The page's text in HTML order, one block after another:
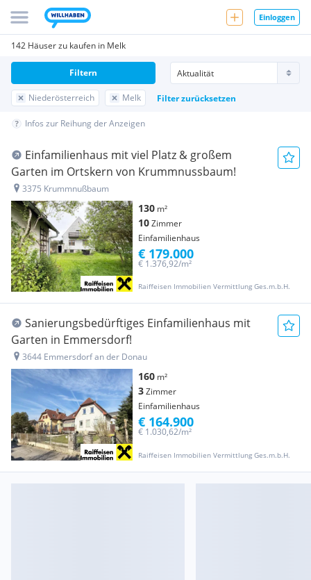
Einloggen
142 Häuser zu kaufen in Melk
Niederösterreich Melk Filter zurücksetzen
Filtern
Infos zur Reihung der Anzeigen
Einfamilienhaus mit viel Platz & großem
Garten im Ortskern von Krummnussbaum!
3375 Krummnußbaum
130 m²
10Zimmer
Einfamilienhaus
Raiffeisen Immobilien Vermittlung Ges.m.b.H.
€ 1.376,92/m²
€ 179.000
Sanierungsbedürftiges Einfamilienhaus mit
Garten in Emmersdorf!
3644 Emmersdorf an der Donau
160 m²
3Zimmer
Einfamilienhaus
Raiffeisen Immobilien Vermittlung Ges.m.b.H.
€ 1.030,62/m²
€ 164.900